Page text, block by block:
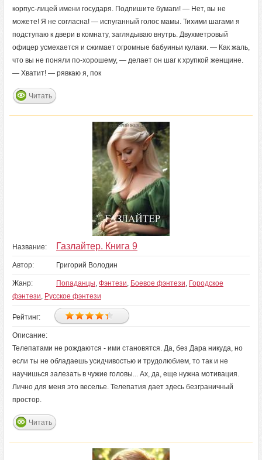
корпус-лицей имени государя. Подпишите бумаги! — Нет, вы не
можете! Я не согласна! — испуганный голос мамы. Тихими шагами я
подступаю к двери в комнату, заглядываю внутрь. Двухметровый
офицер усмехается и сжимает огромные бабуиньи кулаки. — Как жаль,
что вы не поняли по-хорошему, — делает он шаг к хрупкой женщине.
— Хватит! — рявкаю я, пок
Читать
Название: Газлайтер. Книга 9
Автор: Григорий Володин
Жанр: Попаданцы, Фэнтези, Боевое фэнтези, Городское
фэнтези, Русское фэнтези
Рейтинг:
Описание:
Телепатами не рождаются - ими становятся. Да, без Дара никуда, но
если ты не обладаешь усидчивостью и трудолюбием, то так и не
научишься залезать в чужие головы... Ах, да, еще нужна мотивация.
Лично для меня это веселье. Телепатия дает здесь безграничный
простор.
Читать